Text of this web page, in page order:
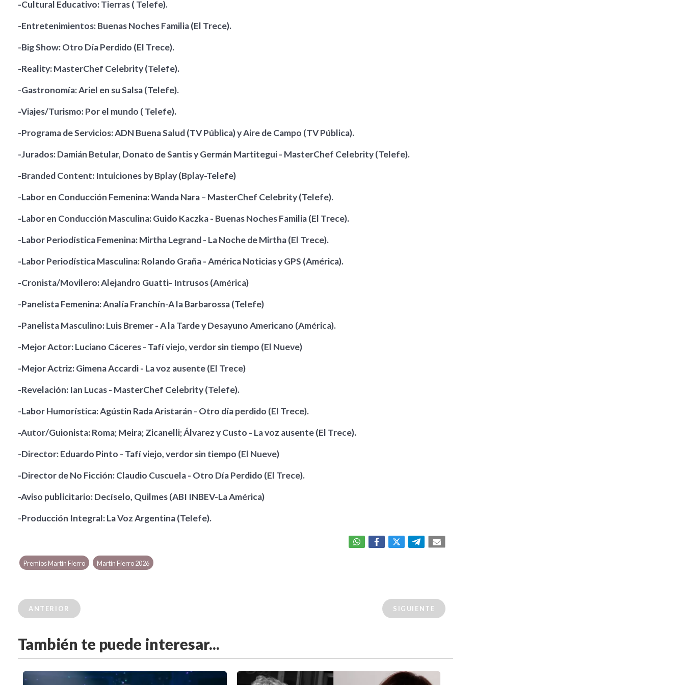
-Cultural Educativo: Tierras ( Telefe).
-Entretenimientos: Buenas Noches Familia (El Trece).
-Big Show: Otro Día Perdido (El Trece).
-Reality: MasterChef Celebrity (Telefe).
-Gastronomía: Ariel en su Salsa (Telefe).
-Viajes/Turismo: Por el mundo ( Telefe).
-Programa de Servicios: ADN Buena Salud (TV Pública) y Aire de Campo (TV Pública).
-Jurados: Damián Betular, Donato de Santis y Germán Martitegui - MasterChef Celebrity (Telefe).
-Branded Content: Intuiciones by Bplay (Bplay-Telefe)
-Labor en Conducción Femenina: Wanda Nara – MasterChef Celebrity (Telefe).
-Labor en Conducción Masculina: Guido Kaczka - Buenas Noches Familia (El Trece).
-Labor Periodística Femenina: Mirtha Legrand - La Noche de Mirtha (El Trece).
-Labor Periodística Masculina: Rolando Graña - América Noticias y GPS (América).
-Cronista/Movilero: Alejandro Guatti- Intrusos (América)
-Panelista Femenina: Analía Franchín-A la Barbarossa (Telefe)
-Panelista Masculino: Luis Bremer - A la Tarde y Desayuno Americano (América).
-Mejor Actor: Luciano Cáceres - Tafí viejo, verdor sin tiempo (El Nueve)
-Mejor Actriz: Gimena Accardi - La voz ausente (El Trece)
-Revelación: Ian Lucas - MasterChef Celebrity (Telefe).
-Labor Humorística: Agústin Rada Aristarán - Otro día perdido (El Trece).
-Autor/Guionista: Roma; Meira; Zicanelli; Álvarez y Custo - La voz ausente (El Trece).
-Director: Eduardo Pinto - Tafí viejo, verdor sin tiempo (El Nueve)
-Director de No Ficción: Claudio Cuscuela - Otro Día Perdido (El Trece).
-Aviso publicitario: Decíselo, Quilmes (ABI INBEV-La América)
-Producción Integral: La Voz Argentina (Telefe).
Premios Martín Fierro Martín Fierro 2026
ANTERIOR SIGUIENTE
También te puede interesar...